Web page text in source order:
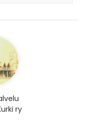
ry